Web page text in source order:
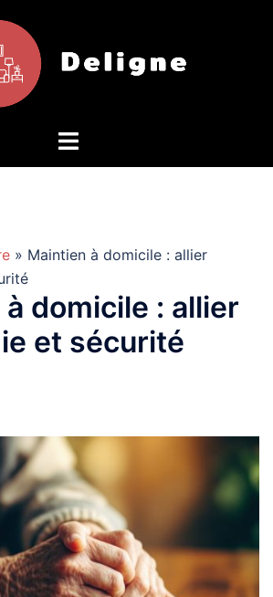
» Maintien à domicile : allier
domicile : allier
et sécurité